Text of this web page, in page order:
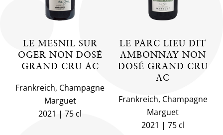
LE MESNIL SUR
OGER NON DOSÉ
GRAND CRU AC
Frankreich, Champagne
Marguet
2021
75 cl
LE PARC LIEU DIT
AMBONNAY NON
DOSÉ GRAND CRU
AC
Frankreich, Champagne
Marguet
2021
75 cl